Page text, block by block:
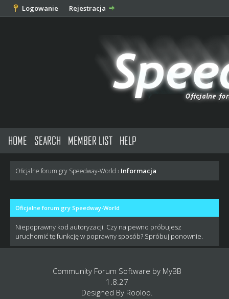
Logowanie Rejestracja
HOME SEARCH MEMBER LIST HELP
Oficjalne forum gry Speedway-World › Informacja
Oficjalne forum gry Speedway-World
Niepoprawny kod autoryzacji. Czy na pewno próbujesz
uruchomić tę funkcję w poprawny sposób? Spróbuj ponownie.
Community Forum Software by MyBB
1.8.27
Designed By Rooloo.